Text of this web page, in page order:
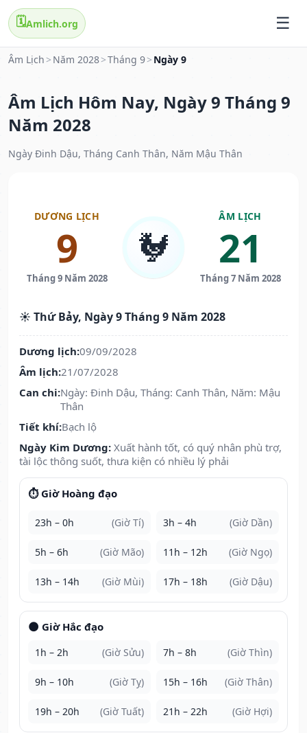
🗓️Amlich.org
Âm Lịch > Năm 2028>Tháng 9> Ngày 9
Âm Lịch Hôm Nay, Ngày 9 Tháng 9
Năm 2028
Ngày Đinh Dậu, Tháng Canh Thân, Năm Mậu Thân
DƯƠNG LỊCH
9
Tháng 9 Năm 2028
🐓
ÂM LỊCH
21
Tháng 7 Năm 2028
☀️ Thứ Bảy, Ngày 9 Tháng 9 Năm 2028
Dương lịch:09/09/2028
Âm lịch:21/07/2028
Can chi:Ngày: Đinh Dậu, Tháng: Canh Thân, Năm: Mậu
Thân
Tiết khí:Bạch lộ
Ngày Kim Dương: Xuất hành tốt, có quý nhân phù trợ,
tài lộc thông suốt, thưa kiện có nhiều lý phải
⏱️ Giờ Hoàng đạo
23h – 0h (Giờ Tí) 3h – 4h (Giờ Dần)
5h – 6h (Giờ Mão) 11h – 12h (Giờ Ngọ)
13h – 14h (Giờ Mùi) 17h – 18h (Giờ Dậu)
🌑 Giờ Hắc đạo
1h – 2h (Giờ Sửu) 7h – 8h (Giờ Thìn)
9h – 10h (Giờ Tỵ) 15h – 16h (Giờ Thân)
19h – 20h (Giờ Tuất) 21h – 22h (Giờ Hợi)